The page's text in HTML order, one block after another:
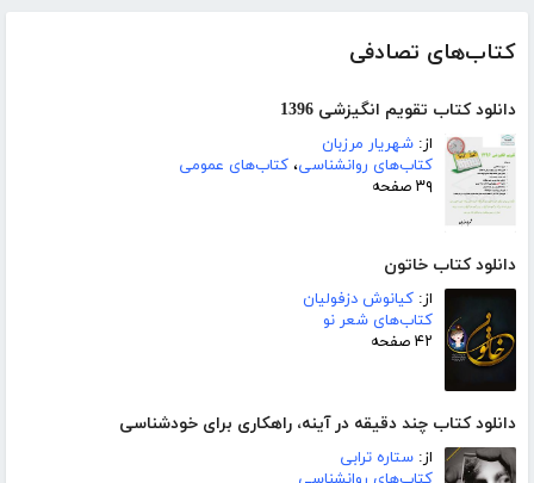
کتاب‌های تصادفی
دانلود کتاب تقویم انگیزشی 1396
از: شهریار مرزبان
کتاب‌های روانشناسی، کتاب‌های عمومی
۳۹ صفحه
دانلود کتاب خاتون
از: کیانوش دزفولیان
کتاب‌های شعر نو
۴۲ صفحه
دانلود کتاب چند دقیقه در آینه، راهکاری برای خودشناسی
از: ستاره ترابی